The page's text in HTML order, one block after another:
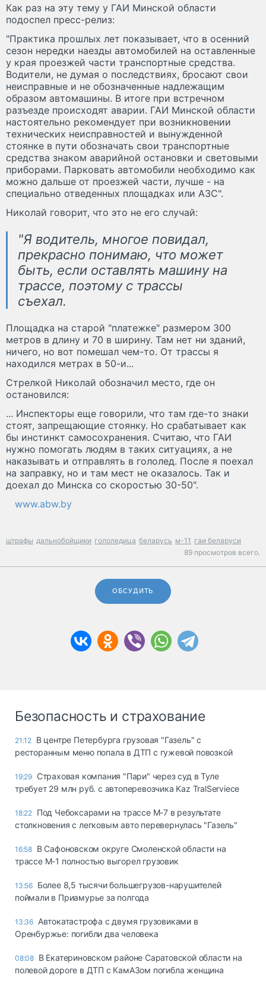
Как раз на эту тему у ГАИ Минской области
подоспел пресс-релиз:
"Практика прошлых лет показывает, что в осенний
сезон нередки наезды автомобилей на оставленные
у края проезжей части транспортные средства.
Водители, не думая о последствиях, бросают свои
неисправные и не обозначенные надлежащим
образом автомашины. В итоге при встречном
разъезде происходят аварии. ГАИ Минской области
настоятельно рекомендует при возникновении
технических неисправностей и вынужденной
стоянке в пути обозначать свои транспортные
средства знаком аварийной остановки и световыми
приборами. Парковать автомобили необходимо как
можно дальше от проезжей части, лучше - на
специально отведенных площадках или АЗС".
Николай говорит, что это не его случай:
"Я водитель, многое повидал,
прекрасно понимаю, что может
быть, если оставлять машину на
трассе, поэтому с трассы
съехал.
Площадка на старой "платежке" размером 300
метров в длину и 70 в ширину. Там нет ни зданий,
ничего, но вот помешал чем-то. От трассы я
находился метрах в 50-и...
Стрелкой Николай обозначил место, где он
остановился:
... Инспекторы еще говорили, что там где-то знаки
стоят, запрещающие стоянку. Но срабатывает как
бы инстинкт самосохранения. Считаю, что ГАИ
нужно помогать людям в таких ситуациях, а не
наказывать и отправлять в гололед. После я поехал
на заправку, но и там мест не оказалось. Так и
доехал до Минска со скоростью 30-50".
www.abw.by
штрафы дальнобойщики гололедица беларусь м-11 гаи беларуси
89 просмотров всего.
ОБСУДИТЬ
Безопасность и страхование
21:12 В центре Петербурга грузовая "Газель" с
ресторанным меню попала в ДТП с гужевой повозкой
19:29 Страховая компания "Пари" через суд в Туле
требует 29 млн руб. с автоперевозчика Kaz TralServiece
18:22 Под Чебоксарами на трассе М-7 в результате
столкновения с легковым авто перевернулась "Газель"
16:58 В Сафоновском округе Смоленской области на
трассе М-1 полностью выгорел грузовик
13:56 Более 8,5 тысячи большегрузов-нарушителей
поймали в Приамурье за полгода
13:36 Автокатастрофа с двумя грузовиками в
Оренбуржье: погибли два человека
08:08 В Екатериновском районе Саратовской области на
полевой дороге в ДТП с КамАЗом погибла женщина